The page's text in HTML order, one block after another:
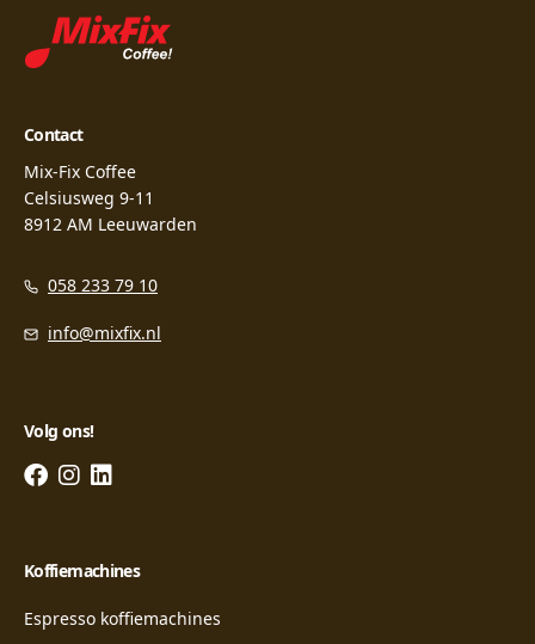
Contact
Mix-Fix Coffee
Celsiusweg 9-11
8912 AM Leeuwarden
058 233 79 10
info@mixfix.nl
Volg ons!
Koffiemachines
Espresso koffiemachines